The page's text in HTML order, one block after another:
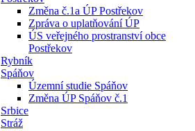
Změna č.1a ÚP Postřekov
Zpráva o uplatňování ÚP
ÚS veřejného prostranství obce
Postřekov
Rybník
Spáňov
Územní studie Spáňov
Změna ÚP Spáňov č.1
Srbice
Stráž